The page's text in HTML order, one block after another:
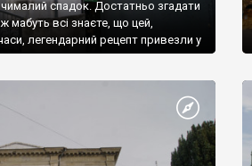
спадок. Достатньо згадати
мабуть всі знаєте, що цей,
легендарний рецепт привезли у